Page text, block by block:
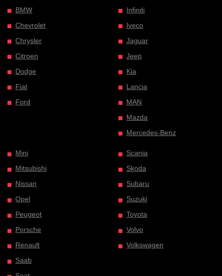
BMW
Chevrolet
Chrysler
Citroen
Dodge
Fiat
Ford
Infiniti
Iveco
Jaguar
Jeep
Kia
Lancia
MAN
Mazda
Mercedes-Benz
Mini
Mitsubishi
Nissan
Opel
Peugeot
Porsche
Renault
Saab
Scania
Skoda
Subaru
Suzuki
Toyota
Volvo
Volkswagen